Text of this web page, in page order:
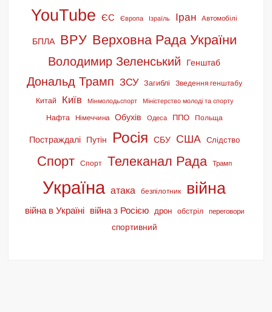
YouTube ЄС Європа Ізраїль Іран Автомобілі
БПЛА ВРУ Верховна Рада України
Володимир Зеленський Генштаб
Дональд Трамп ЗСУ Загиблі Зведення генштабу
Китай Київ Мінмолодьспорт Міністерство молоді та спорту
Нафта Німеччина Обухів Одеса ППО Польща
Постраждалі Путін Росія СБУ США Слідство
Спорт Спорт Телеканал Рада Трамп
Україна атака безпілотник війна
війна в Україні війна з Росією дрон обстріл переговори
спортивний